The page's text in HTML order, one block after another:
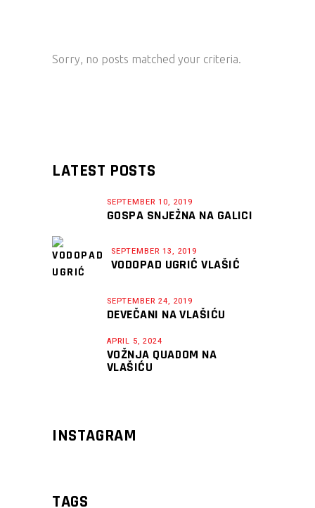
Sorry, no posts matched your criteria.
LATEST POSTS
SEPTEMBER 10, 2019
GOSPA SNJEŽNA NA GALICI
SEPTEMBER 13, 2019
VODOPAD UGRIĆ VLAŠIĆ
SEPTEMBER 24, 2019
DEVEČANI NA VLAŠIĆU
APRIL 5, 2024
VOŽNJA QUADOM NA
VLAŠIĆU
INSTAGRAM
TAGS